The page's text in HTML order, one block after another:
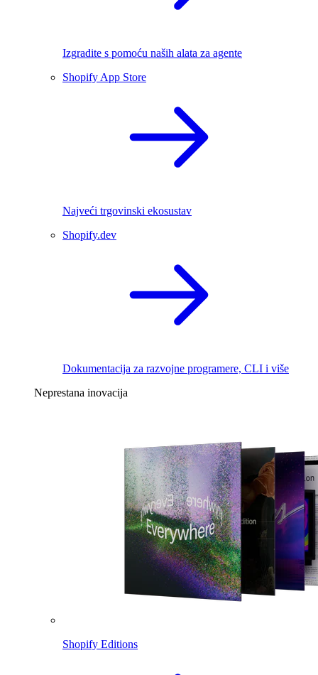
Izgradite s pomoću naših alata za agente
Shopify App Store
Najveći trgovinski ekosustav
Shopify.dev
Dokumentacija za razvojne programere, CLI i više
Neprestana inovacija
Shopify Editions